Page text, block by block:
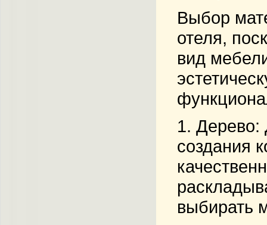
Выбор
отеля,
вид
1. Дерево:
создания
выбирать